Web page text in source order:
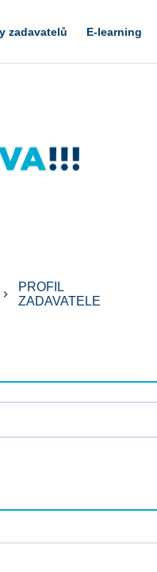
zadavatelů E-learning
keyboard_arrow_right
PROFIL
ZADAVATELE